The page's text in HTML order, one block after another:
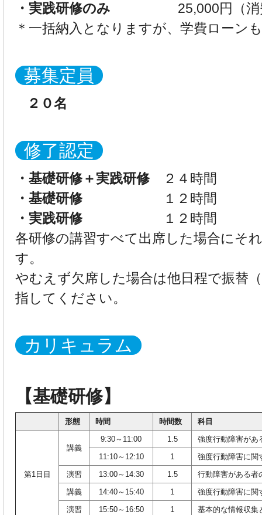
・実践研修のみ 25,000円（消費
＊一括納入となりますが、学費ローン
募集定員
２０名
修了認定
・基礎研修＋実践研修２４時間
・基礎研修１２時間
・実践研修１２時間
各研修の講習すべて出席した場合にそ
す。
やむえず欠席した場合は他日程で振替
指してください。
カリキュラム
【基礎研修】
形態 時間 時間数 科目
第1日目
講義
9:30～11:00 1.5
強度行動障害があ
11:10～12:10
1
強度行動障害に関
演習
13:00～14:30 1.5
行動障害がある者
講義
14:40～15:40 1
強度行動障害に関
演習
15:50～16:50 1 基本的な情報収集